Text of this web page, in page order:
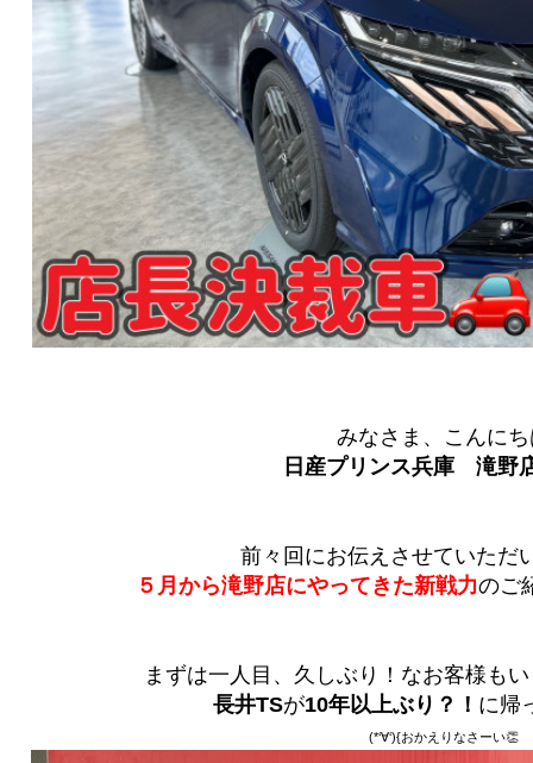
みなさま、こんに
日産プリンス兵庫 滝野
前々回にお伝えさせていただ
５月から滝野店にやってきた新戦力のご
まずは一人目、久しぶり！なお客様も
長井TSが10年以上ぶり？！ に帰
(*‘∀‘){おかえりなさーい👏